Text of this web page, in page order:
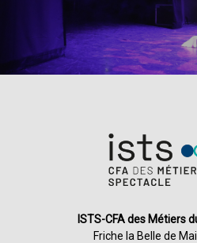
ISTS-CFA des Métiers
Friche la Belle de